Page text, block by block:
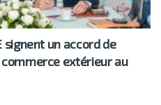
signent un accord de
extérieur au